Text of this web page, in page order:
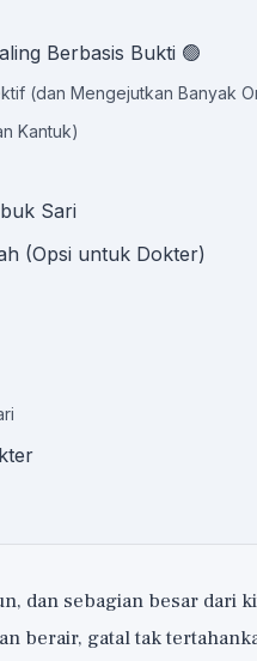
Berbasis Bukti 🟢
(dan Mengejutkan Banyak
Kantuk)
Sari
(Opsi untuk Dokter)
dan sebagian besar dari
berair, gatal tak